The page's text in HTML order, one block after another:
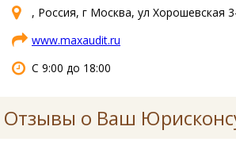
, Россия, г Москва, ул Хорошевская
www.maxaudit.ru
С 9:00 до 18:00
Отзывы о Ваш